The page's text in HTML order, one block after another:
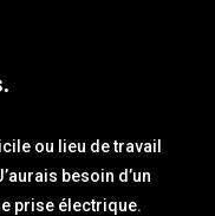
ou lieu de travail
besoin d’un
prise électrique.